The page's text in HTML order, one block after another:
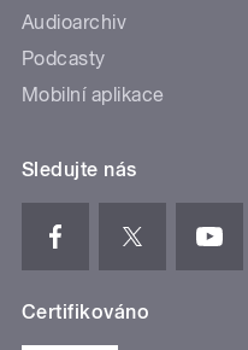
Audioarchiv
Podcasty
Mobilní aplikace
Sledujte nás
Certifikováno